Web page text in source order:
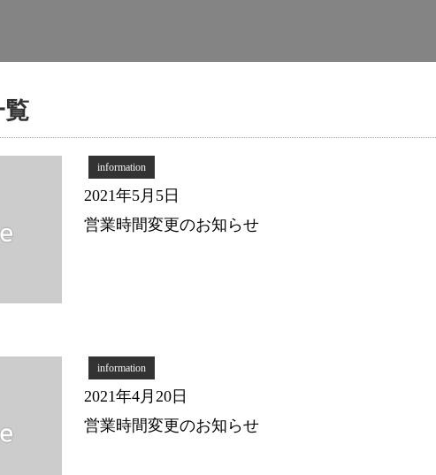
information
2021年5月5日
営業時間変更のお知らせ
information
2021年4月20日
営業時間変更のお知らせ